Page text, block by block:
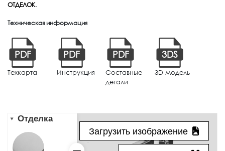
ОТДЕЛОК.
Техническая информация
PDF
Техкарта
PDF
Инструкция
PDF
Составные
детали
3DS
3D модель